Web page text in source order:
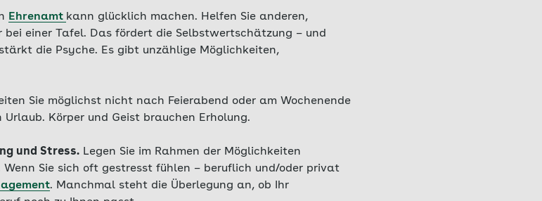
Ehrenamt kann glücklich machen. Helfen Sie anderen,
bei einer Tafel. Das fördert die Selbstwertschätzung – und
die Psyche. Es gibt unzählige Möglichkeiten,
Sie möglichst nicht nach Feierabend oder am Wochenende
Körper und Geist brauchen Erholung.
und Stress. Legen Sie im Rahmen der Möglichkeiten
Wenn Sie sich oft gestresst fühlen – beruflich und/oder privat
. Manchmal steht die Überlegung an, ob Ihr